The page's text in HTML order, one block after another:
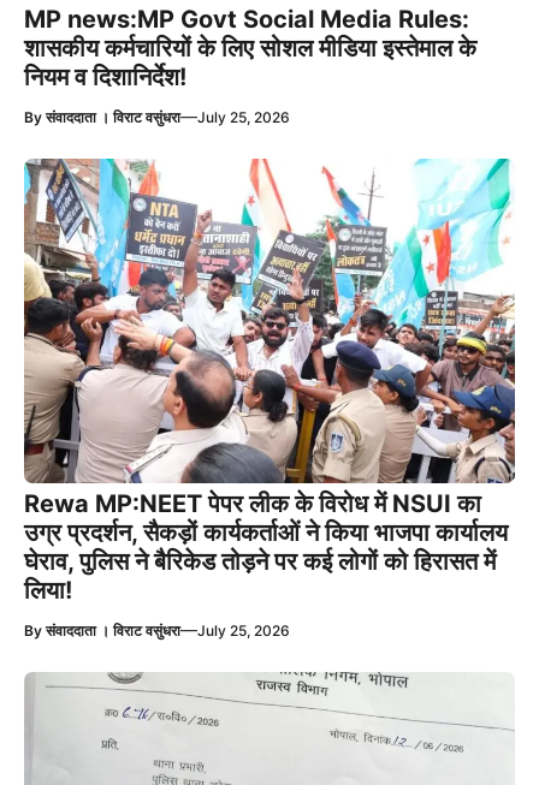
MP news:MP Govt Social Media Rules:
शासकीय कर्मचारियों के लिए सोशल मीडिया इस्तेमाल के
नियम व दिशानिर्देश!
Byसंवाददाता । विराट वसुंधरा—July 25, 2026
Rewa MP:NEET पेपर लीक के विरोध में NSUI का
उग्र प्रदर्शन, सैकड़ों कार्यकर्ताओं ने किया भाजपा कार्यालय
घेराव, पुलिस ने बैरिकेड तोड़ने पर कई लोगों को हिरासत में
लिया!
Byसंवाददाता । विराट वसुंधरा—July 25, 2026